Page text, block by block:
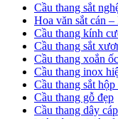
Cầu thang sắt
Hoa văn sắt cán
Cầu thang kính
Cầu thang sắt
Cầu thang xoắn ốc
Cầu thang inox
Cầu thang sắt hộp
Cầu thang gỗ đẹp
Cầu thang dây cáp